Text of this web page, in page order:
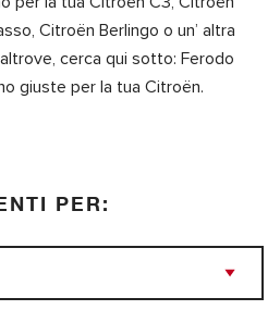
Citroën Berlingo o un’ altra
cerca qui sotto: Ferodo
giuste per la tua Citroën.
PER: